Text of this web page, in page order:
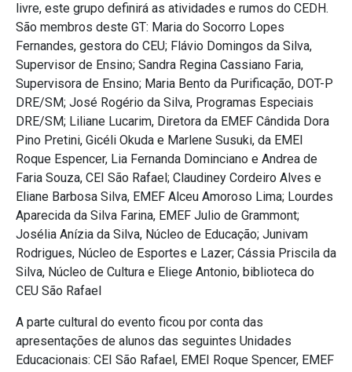
livre, este grupo definirá as atividades e rumos do CEDH.
São membros deste GT: Maria do Socorro Lopes
Fernandes, gestora do CEU; Flávio Domingos da Silva,
Supervisor de Ensino; Sandra Regina Cassiano Faria,
Supervisora de Ensino; Maria Bento da Purificação, DOT-P
DRE/SM; José Rogério da Silva, Programas Especiais
DRE/SM; Liliane Lucarim, Diretora da EMEF Cândida Dora
Pino Pretini, Gicéli Okuda e Marlene Susuki, da EMEI
Roque Espencer, Lia Fernanda Dominciano e Andrea de
Faria Souza, CEI São Rafael; Claudiney Cordeiro Alves e
Eliane Barbosa Silva, EMEF Alceu Amoroso Lima; Lourdes
Aparecida da Silva Farina, EMEF Julio de Grammont;
Josélia Anízia da Silva, Núcleo de Educação; Junivam
Rodrigues, Núcleo de Esportes e Lazer; Cássia Priscila da
Silva, Núcleo de Cultura e Eliege Antonio, biblioteca do
CEU São Rafael
A parte cultural do evento ficou por conta das
apresentações de alunos das seguintes Unidades
Educacionais: CEI São Rafael, EMEI Roque Spencer, EMEF